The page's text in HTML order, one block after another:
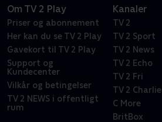
Om TV 2 Play
Priser og abonnement
Her kan du se TV 2 Play
Gavekort til TV 2 Play
Support og
Kundecenter
Vilkår og betingelser
TV 2 NEWS i offentligt
rum
Kanaler
TV 2
TV 2 Sport
TV 2 News
TV 2 Echo
TV 2 Fri
TV 2 Charlie
C More
BritBox